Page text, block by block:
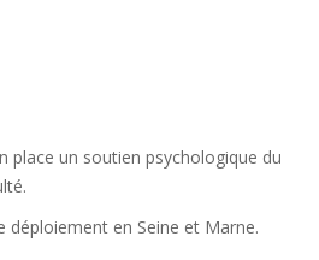
place un soutien psychologique du
déploiement en Seine et Marne.